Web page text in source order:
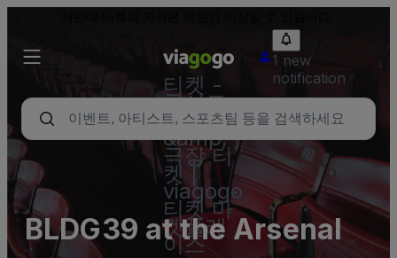
티켓 -
콘서트,
스포츠
&amp;
극장 티
켓 |
viagogo
티켓 마
켓플레
이스
1 new
notification
BLDG39 at the Arsenal